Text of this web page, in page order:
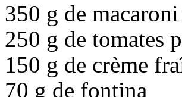
350 g de
250 g de tomates
150 g de crème
70 g de fontina